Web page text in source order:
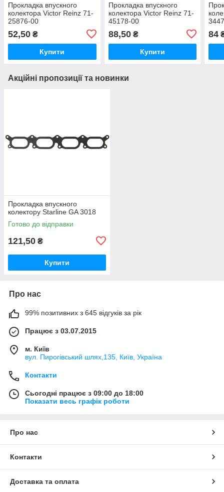
Прокладка впускного
колектора Victor Reinz 71-
25876-00
52,50 ₴
Купити
Прокладка впускного
колектора Victor Reinz 71-
45178-00
88,50₴
Купити
84
Акційні пропозиції та новинки
Прокладка впускного
колектору Starline GA 3018
Готово до відправки
121,50 ₴
Купити
Про нас
99% позитивних з 645 відгуків за рік
Працює з 03.07.2015
м. Київ
вул. Пирогівський шлях,135, Київ, Україна
Контакти
Сьогодні працює з 09:00 до 18:00
Показати весь графік роботи
Про нас
Контакти
Доставка та оплата